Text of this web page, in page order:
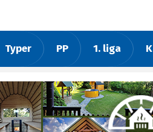
Typer PP 1. liga